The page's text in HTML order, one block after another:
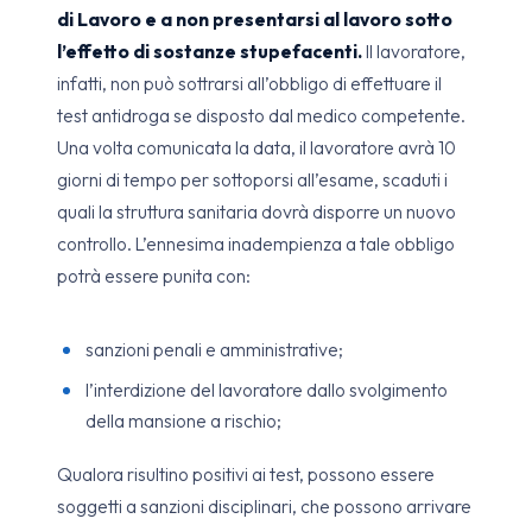
di Lavoro e a non presentarsi al lavoro sotto
l’effetto di sostanze stupefacenti.Il lavoratore,
infatti, non può sottrarsi all’obbligo di effettuare il
test antidroga se disposto dal medico competente.
Una volta comunicata la data, il lavoratore avrà 10
giorni di tempo per sottoporsi all’esame, scaduti i
quali la struttura sanitaria dovrà disporre un nuovo
controllo. L’ennesima inadempienza a tale obbligo
potrà essere punita con:
sanzioni penali e amministrative;
l’interdizione del lavoratore dallo svolgimento
della mansione a rischio;
Qualora risultino positivi ai test, possono essere
soggetti a sanzioni disciplinari, che possono arrivare